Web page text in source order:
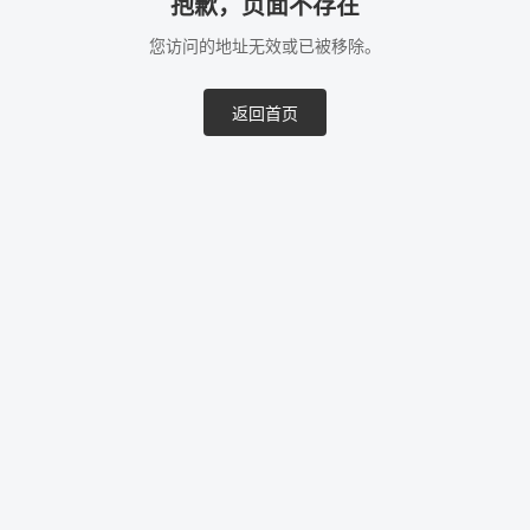
抱歉，页面不存在
您访问的地址无效或已被移除。
返回首页